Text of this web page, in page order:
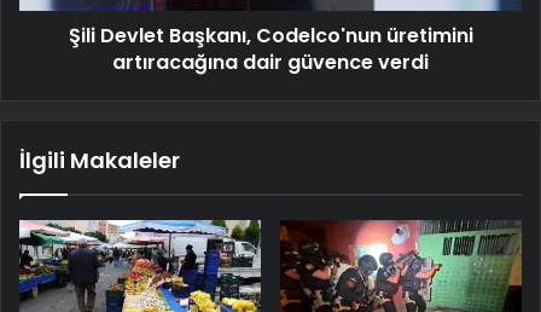
Şili Devlet Başkanı, Codelco'nun üretimini
artıracağına dair güvence verdi
İlgili Makaleler